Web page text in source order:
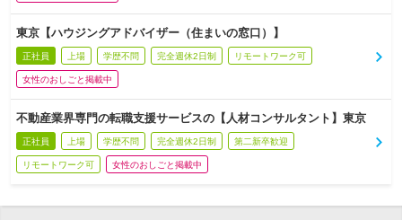
東京【ハウジングアドバイザー（住まいの窓口）】
正社員 上場 学歴不問 完全週休2日制 リモートワーク可
女性のおしごと掲載中
不動産業界専門の転職支援サービスの【人材コンサルタント】東京
正社員 上場 学歴不問 完全週休2日制 第二新卒歓迎
リモートワーク可 女性のおしごと掲載中